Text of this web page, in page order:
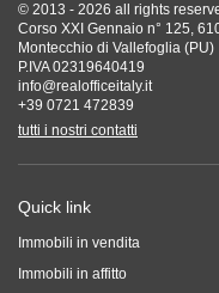
© 2013 - 2026 all rights
Corso XXI Gennaio n° 125,
Montecchio di Vallefoglia (PU)
P.IVA 02319640419
info@realofficeitaly.it
+39 0721 472839
tutti i nostri contatti
Quick link
Immobili in vendita
Immobili in affitto